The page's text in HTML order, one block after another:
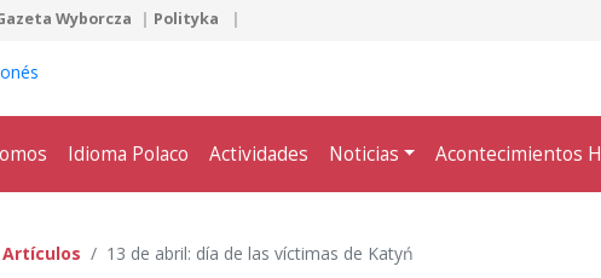
Wyborcza Polityka
Idioma Polaco Actividades Noticias Acontecimientos
Artículos 13 de abril: día de las víctimas de Katyń